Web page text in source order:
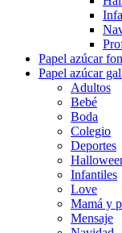
Papel azúcar
Papel azúcar
Adultos
Bebé
Boda
Colegio
Deportes
Infantiles
Love
Mamá y
Mensaje